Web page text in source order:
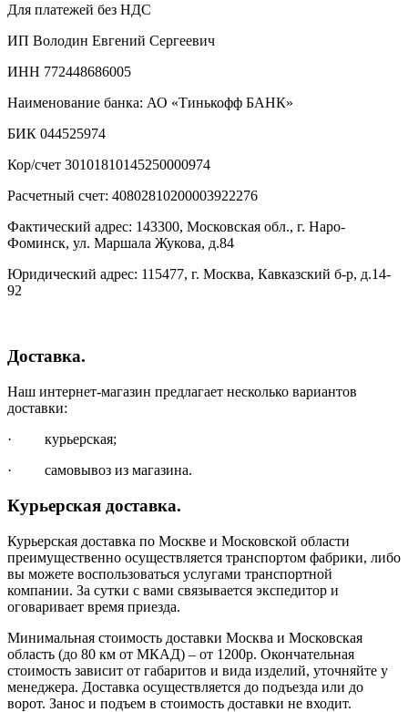
Для платежей без НДС
ИП Володин Евгений Сергеевич
ИНН 772448686005
Наименование банка: АО «Тинькофф БАНК»
БИК 044525974
Кор/счет 30101810145250000974
Расчетный счет: 40802810200003922276
Фактический адрес: 143300, Московская обл., г. Наро-
Фоминск, ул. Маршала Жукова, д.84
Юридический адрес: 115477, г. Москва, Кавказский б-р, д.14-
92
Доставка.
Наш интернет-магазин предлагает несколько вариантов
доставки:
· курьерская;
· самовывоз из магазина.
Курьерская доставка.
Курьерская доставка по Москве и Московской области
преимущественно осуществляется транспортом фабрики, либо
вы можете воспользоваться услугами транспортной
компании. За сутки с вами связывается экспедитор и
оговаривает время приезда.
Минимальная стоимость доставки Москва и Московская
область (до 80 км от МКАД) – от 1200р. Окончательная
стоимость зависит от габаритов и вида изделий, уточняйте у
менеджера. Доставка осуществляется до подъезда или до
ворот. Занос и подъем в стоимость доставки не входит.